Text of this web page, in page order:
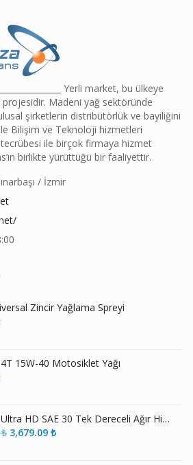
Yerli market, bu ülkeye
projesidir. Madeni yağ sektöründe
şirketlerin distribütörlük ve bayiliğini
Bilişim ve Teknoloji hizmetleri
tecrübesi ile birçok firmaya hizmet
birlikte yürüttüğü bir faaliyettir.
/ İzmir
Zincir Yağlama Spreyi
15W-40 Motosiklet Yağı
Gemaoil Ultra HD SAE 30 Tek Dereceli Ağır Hizmet Motor Yağı
₺ Orijinal
3,679.09 ₺Şu